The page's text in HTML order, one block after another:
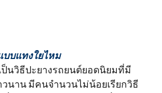
บบแทงใยไหม
ป็นวิธีปะยางรถยนต์ยอดนิยมที่มี
วนาน มีคนจำนวนไม่น้อยเรียกวิธี